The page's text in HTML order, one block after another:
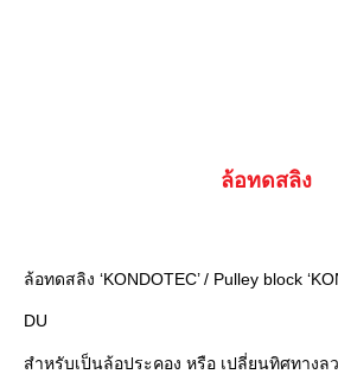
ล้อทดสลิง
ล้อทดสลิง ‘KONDOTEC’ / Pulley block
DU
สำหรับเป็นล้อประคอง หรือ เปลี่ยนทิศทางล